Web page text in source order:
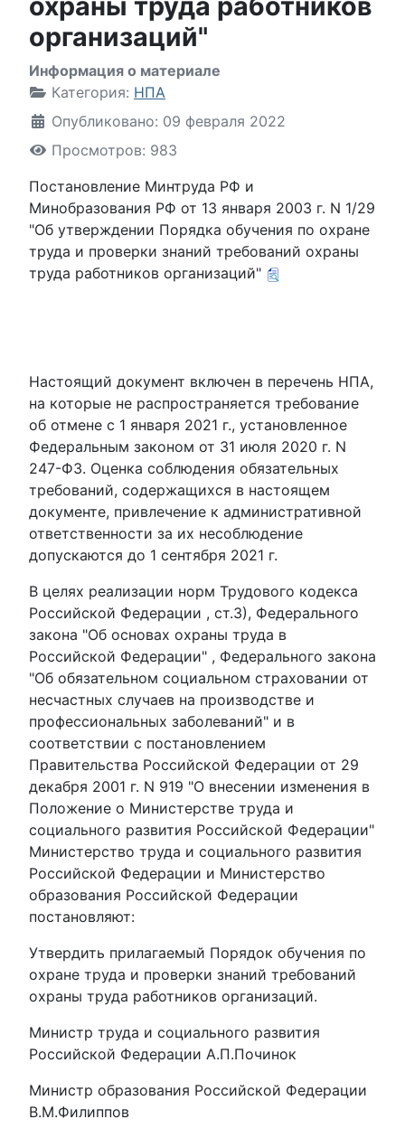
организаций"
Информация о материале
Категория: НПА
Опубликовано: 09 февраля 2022
Просмотров: 983
Постановление Минтруда РФ и
Минобразования РФ от 13 января 2003 г. N 1/29
"Об утверждении Порядка обучения по охране
труда и проверки знаний требований охраны
труда работников организаций"
Настоящий документ включен в перечень НПА,
на которые не распространяется требование
об отмене с 1 января 2021 г., установленное
Федеральным законом от 31 июля 2020 г. N
247-ФЗ. Оценка соблюдения обязательных
требований, содержащихся в настоящем
документе, привлечение к административной
ответственности за их несоблюдение
допускаются до 1 сентября 2021 г.
В целях реализации норм Трудового кодекса
Российской Федерации , ст.3), Федерального
закона "Об основах охраны труда в
Российской Федерации" , Федерального закона
"Об обязательном социальном страховании от
несчастных случаев на производстве и
профессиональных заболеваний" и в
соответствии с постановлением
Правительства Российской Федерации от 29
декабря 2001 г. N 919 "О внесении изменения в
Положение о Министерстве труда и
социального развития Российской Федерации"
Министерство труда и социального развития
Российской Федерации и Министерство
образования Российской Федерации
постановляют:
Утвердить прилагаемый Порядок обучения по
охране труда и проверки знаний требований
охраны труда работников организаций.
Министр труда и социального развития
Российской Федерации А.П.Починок
Министр образования Российской Федерации
В.М.Филиппов